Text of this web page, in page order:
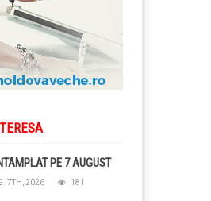
PE 7 AUGUST
7TH, 2026 181